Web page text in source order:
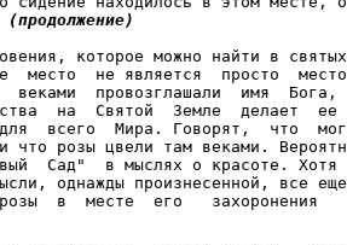
которое можно найти в
место  не является  просто
веками  провозглашали  имя
на  Святой  Земле  делает
для  всего  Мира. Говорят,  что
что розы цвели там веками.
Сад"  в мыслях о красоте. Хотя
однажды произнесенной, все
розы  в  месте  его   захоронения